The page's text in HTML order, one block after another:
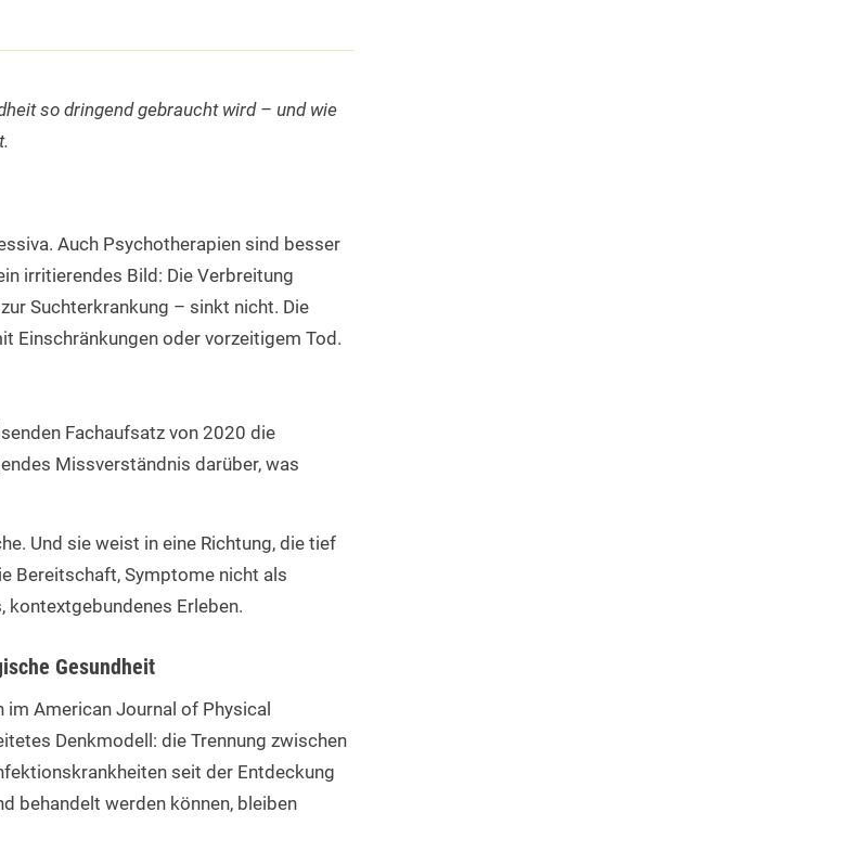
so dringend gebraucht wird – und wie
Auch Psychotherapien sind besser
irritierendes Bild: Die Verbreitung
Suchterkrankung – sinkt nicht. Die
Einschränkungen oder vorzeitigem Tod.
Fachaufsatz von 2020 die
Missverständnis darüber, was
Und sie weist in eine Richtung, die tief
Bereitschaft, Symptome nicht als
kontextgebundenes Erleben.
Gesundheit
im American Journal of Physical
Denkmodell: die Trennung zwischen
seit der Entdeckung
behandelt werden können, bleiben